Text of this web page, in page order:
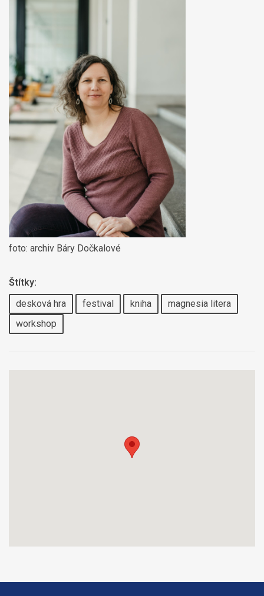
foto: archiv Báry Dočkalové
Štítky:
desková hra
festival kniha
magnesia litera
workshop